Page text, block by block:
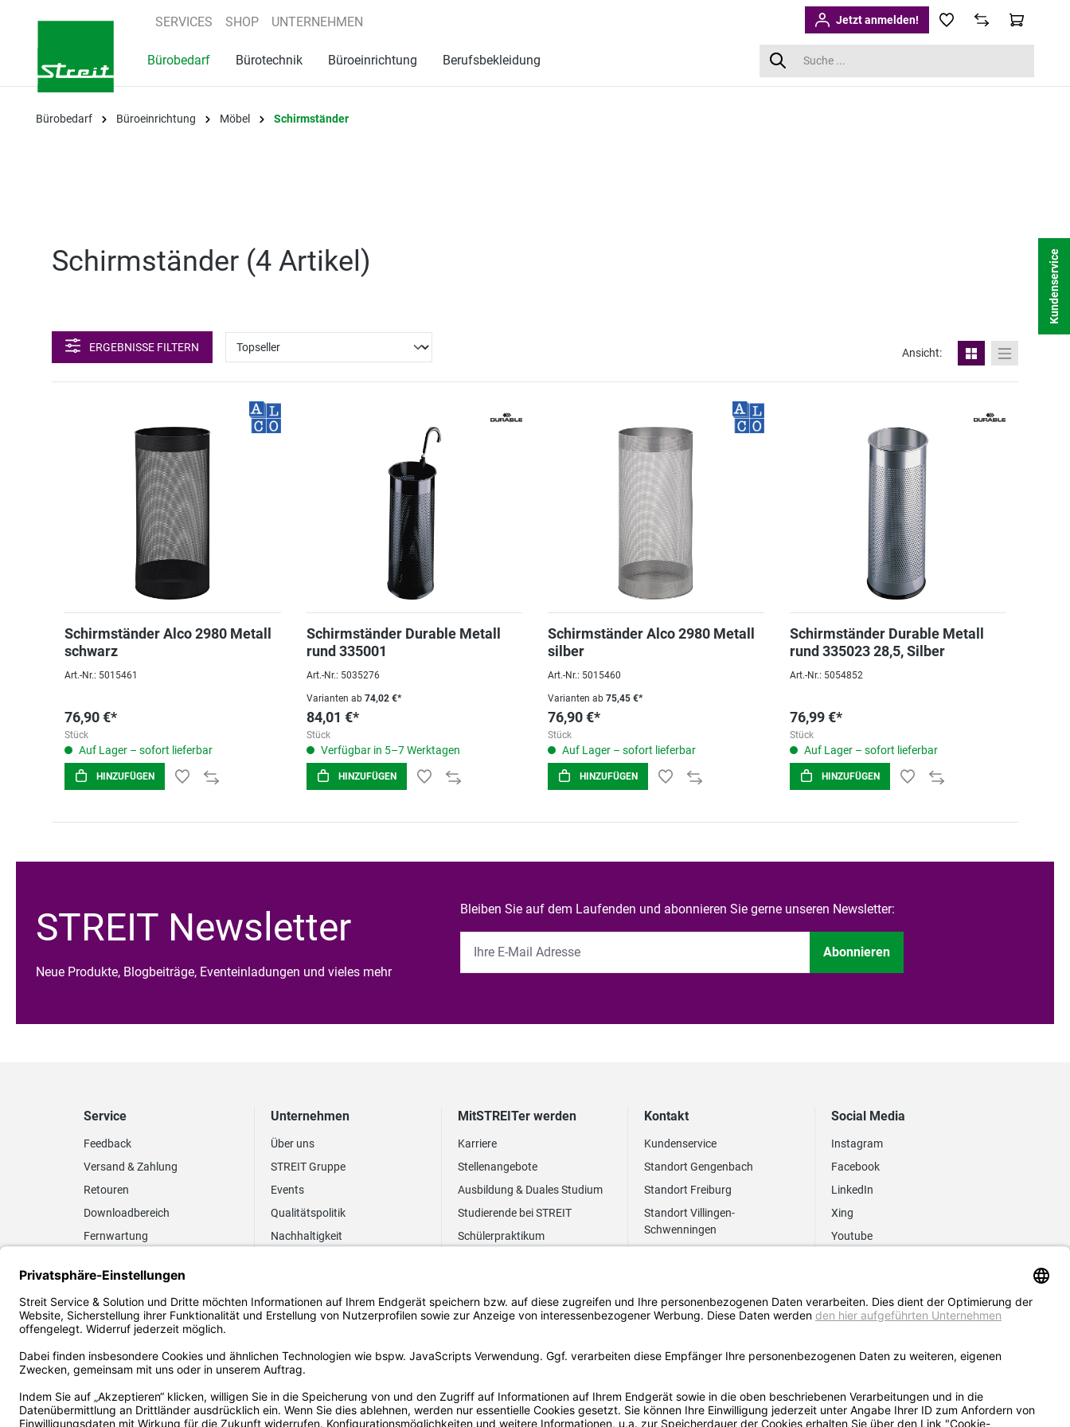
Zur Hauptnavigation springen
SERVICES SHOP UNTERNEHMEN Jetzt anmelden!
Bürobedarf Bürotechnik Büroeinrichtung Berufsbekleidung
Bürobedarf Büroeinrichtung Möbel Schirmständer
Schirmständer (4 Artikel )
ERGEBNISSE FILTERN Ansicht:
Schirmständer Alco 2980 Metall
schwarz
Art.-Nr.: 5015461
76,90 €*
Stück
Auf Lager – sofort lieferbar
HINZUFÜGEN
Schirmständer Durable Metall
rund 335001
Art.-Nr.: 5035276
Varianten ab74,02 €*
84,01 €*
Stück
Verfügbar in 5–7 Werktagen
HINZUFÜGEN
Schirmständer Alco 2980 Metall
silber
Art.-Nr.: 5015460
Varianten ab 75,45 €*
76,90 €*
Stück
Auf Lager – sofort lieferbar
HINZUFÜGEN
Schirmständer Durable Metall
rund 335023 28,5, Silber
Art.-Nr.: 5054852
76,99 €*
Stück
Auf Lager – sofort lieferbar
HINZUFÜGEN
STREIT Newsletter
Neue Produkte, Blogbeiträge, Eventeinladungen und vieles mehr
Bleiben Sie auf dem Laufenden und abonnieren Sie gerne unseren Newsletter:
Abonnieren
Service
Feedback
Versand & Zahlung
Retouren
Downloadbereich
Fernwartung
Elektronischer
Rechnungsversand
FAQ EUDR
Unternehmen
Über uns
STREIT Gruppe
Events
Qualitätspolitik
Nachhaltigkeit
MitSTREITer werden
Karriere
Stellenangebote
Ausbildung & Duales Studium
Studierende bei STREIT
Schülerpraktikum
Kontakt
Kundenservice
Standort Gengenbach
Standort Freiburg
Standort Villingen-
Schwenningen
Social Media
Instagram
Facebook
LinkedIn
Xing
Youtube
Kundenservice